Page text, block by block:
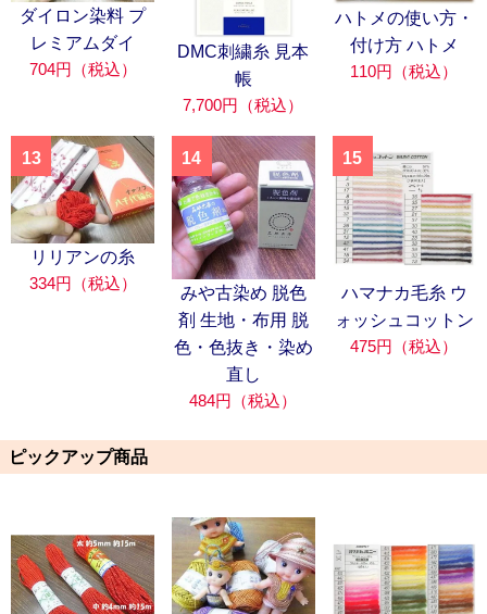
ダイロン染料 プ
レミアムダイ
704円（税込）
DMC刺繍糸 見本
帳
7,700円（税込）
ハトメの使い方・
付け方 ハトメ
110円（税込）
13
リリアンの糸
334円（税込）
14
みや古染め 脱色
剤 生地・布用 脱
色・色抜き・染め
直し
484円（税込）
15
ハマナカ毛糸 ウ
ォッシュコットン
475円（税込）
ピックアップ商品